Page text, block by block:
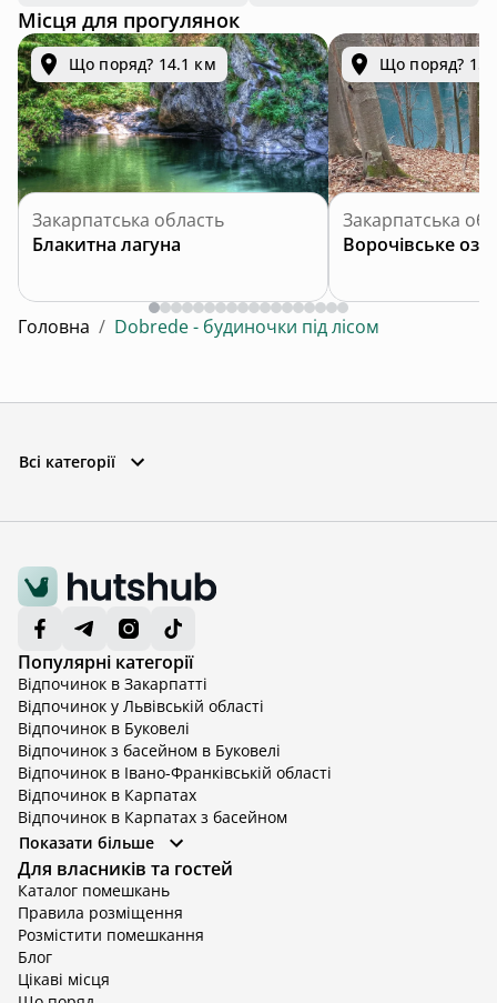
Місця для прогулянок
Що поряд? 14.1 км
Закарпатська область
Блакитна лагуна
Що поряд?
Закарпатська
Ворочівське
Головна / Dobrede - будиночки під лісом
Всі категорії
Популярні категорії
Відпочинок в Закарпатті
Відпочинок у Львівській області
Відпочинок в Буковелі
Відпочинок з басейном в Буковелі
Відпочинок в Івано-Франківській області
Відпочинок в Карпатах
Відпочинок в Карпатах з басейном
Відпочинок в Київській області
Відпочинок в Київській області з басейном
Відпочинок в Тернопільській області
Відпочинок у Вінницькій області
Відпочинок в Яремче
Відпочинок у Львівській області з басейном
Відпочинок з басейном в Тернопільській області
Показати більше
Для власників та гостей
Каталог помешкань
Правила розміщення
Розмістити помешкання
Блог
Цікаві місця